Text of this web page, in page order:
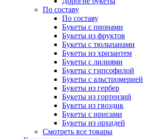
По составу
По составу
Букеты с пионами
Букеты из фруктов
Букеты с тюльпанами
Букеты из хризантем
Букеты с лилиями
Букеты с гипсофилой
Букеты с альстромерией
Букеты из гербер
Букеты из гортензий
Букеты из гвоздик
Букеты с ирисами
Букеты из орхидей
Смотреть все товары